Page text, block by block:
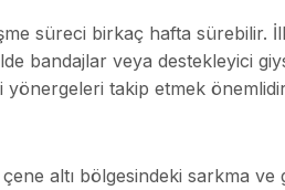
süreci birkaç hafta
bandajlar veya destekleyici
takip etmek
altı bölgesindeki sarkma